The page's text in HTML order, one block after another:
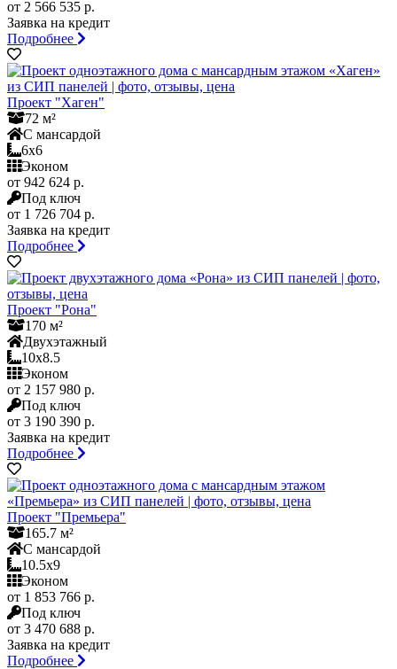
от 2 566 535 р.
Заявка на кредит
Подробнее
Проект "Хаген"
72 м²
С мансардой
6x6
Эконом
от 942 624 р.
Под ключ
от 1 726 704 р.
Заявка на кредит
Подробнее
Проект "Рона"
170 м²
Двухэтажный
10x8.5
Эконом
от 2 157 980 р.
Под ключ
от 3 190 390 р.
Заявка на кредит
Подробнее
Проект "Премьера"
165.7 м²
С мансардой
10.5x9
Эконом
от 1 853 766 р.
Под ключ
от 3 470 688 р.
Заявка на кредит
Подробнее